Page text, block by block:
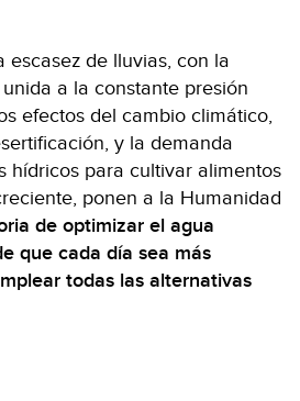
escasez de lluvias, con la
a la constante presión
efectos del cambio climático,
y la demanda
hídricos para cultivar alimentos
ponen a la Humanidad
de optimizar el agua
que cada día sea más
todas las alternativas